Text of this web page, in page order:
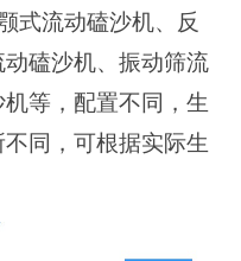
式流动磕沙机、反
磕沙机、振动筛流
等，配置不同，生
同，可根据实际生